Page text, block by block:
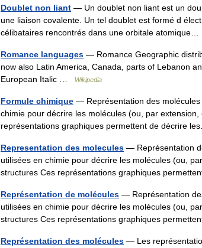
Doublet non liant — Un doublet non liant est un
une liaison covalente. Un tel doublet est formé d
célibataires rencontrés dans une orbitale
Romance languages — Romance Geographic
now also Latin America, Canada, parts of Lebanon
European Italic …
Wikipedia
Formule chimique — Représentation des
chimie pour décrire les molécules (ou, par
représentations graphiques permettent de décrire
Representation des molecules — Représentation
utilisées en chimie pour décrire les molécules (ou,
structures Ces représentations graphiques
Représentation de molécules — Représentation
utilisées en chimie pour décrire les molécules (ou,
structures Ces représentations graphiques
Représentation des molécules — Les